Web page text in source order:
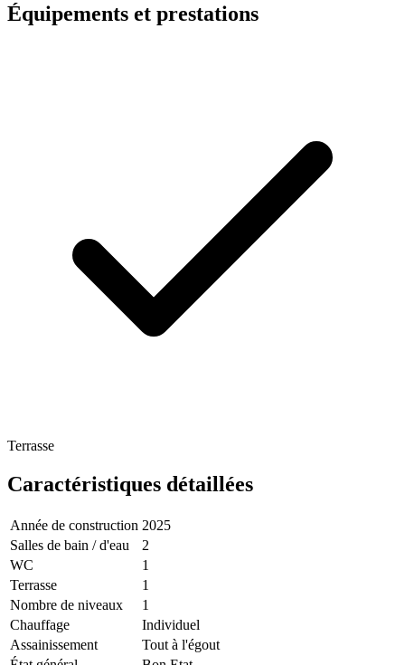
Équipements et prestations
Terrasse
Caractéristiques détaillées
Année de construction 2025
Salles de bain / d'eau
2
WC
1
Terrasse
1
Nombre de niveaux
1
Chauffage
Individuel
Assainissement
Tout à l'égout